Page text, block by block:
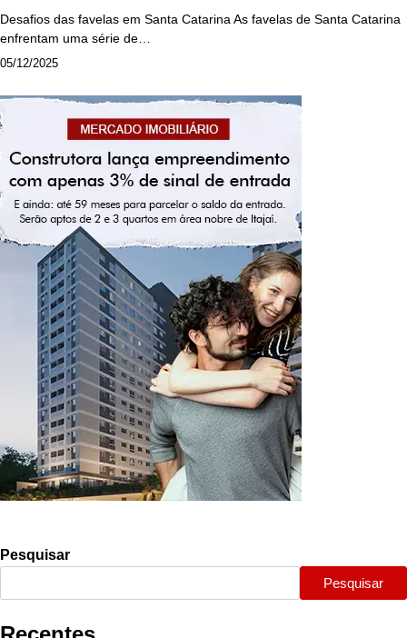
Desafios das favelas em Santa Catarina As favelas de Santa Catarina
enfrentam uma série de…
05/12/2025
Pesquisar
Pesquisar